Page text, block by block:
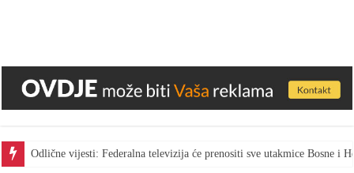
Odlične vijesti: Federalna televizija će prenositi sve utakmice Bosne i
Gest za pohvalu: Bingo skratio vrijeme marketa kako bi radnici gledali